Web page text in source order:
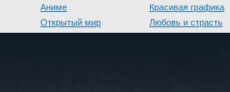
Аниме
Открытый мир
Красивая графика
Любовь и страсть